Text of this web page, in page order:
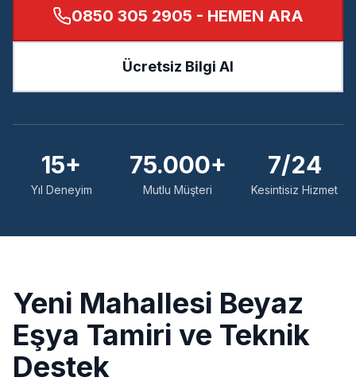
0850 305 2905 - HEMEN ARA
Ücretsiz Bilgi Al
15+
Yıl Deneyim
75.000+
Mutlu Müşteri
7/24
Kesintisiz Hizmet
Yeni Mahallesi Beyaz
Eşya Tamiri ve Teknik
Destek